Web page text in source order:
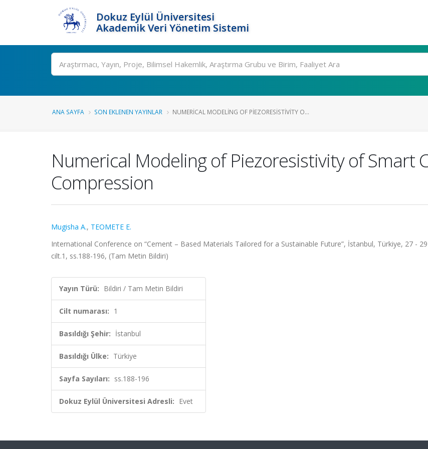
Dokuz Eylül Üniversitesi
Akademik Veri Yönetim Sistemi
Ara
ANA SAYFA SON EKLENEN YAYINLAR NUMERICAL MODELING OF PIEZORESISTIVITY O...
Numerical Modeling of Piezoresistivity of Smart
Compression
Mugisha A., TEOMETE E.
International Conference on “Cement – Based Materials Tailored for a Sustainable Future”, İstanbul, Türkiye, 27 - 29
cilt.1, ss.188-196, (Tam Metin Bildiri)
Yayın Türü: Bildiri / Tam Metin Bildiri
Cilt numarası: 1
Basıldığı Şehir: İstanbul
Basıldığı Ülke: Türkiye
Sayfa Sayıları: ss.188-196
Dokuz Eylül Üniversitesi Adresli: Evet